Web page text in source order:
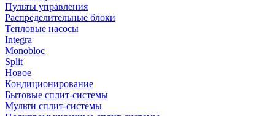
Пульты управления
Распределительные блоки
Тепловые насосы
Integra
Monobloc
Split
Новое
Кондиционирование
Бытовые сплит-системы
Мульти сплит-системы